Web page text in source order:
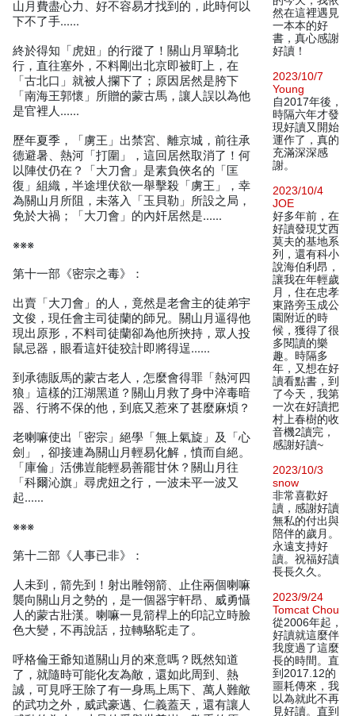
山月費盡心力、好不容易才找到的，此時何以
下不了手……
終於得知「虎妞」的行蹤了！關山月單騎北
行，直往塞外，不料剛出北京即被盯上，在
「古北口」就被人攔下了；原因居然是胯下
「南海王郭懷」所贈的蒙古馬，讓人誤以為他
是官裡人……
歷年夏季，「虜王」出禁宮、離京城，前往承
德避暑、熱河「打圍」，這回居然取消了！何
以陣仗仍在？「大刀會」是素負俠名的「匡
復」組織，半途埋伏欲一舉擊殺「虜王」，幸
為關山月所阻，未落入「玉貝勒」所設之局，
免於大禍；「大刀會」的內奸居然是……
※※※
第十一部《密宗之毒》：
出賣「大刀會」的人，竟然是老會主的徒弟宇
文俊，現任會主司徒蘭的師兄。關山月逼得他
現出原形，不料司徒蘭卻為他所挾持，眾人投
鼠忌器，眼看這奸徒狡計即將得逞……
到承德販馬的蒙古老人，怎麼會得罪「熱河四
狼」這樣的江湖黑道？關山月救了身中淬毒暗
器、行將不保的他，到底又惹來了甚麼麻煩？
老喇嘛使出「密宗」絕學「無上氣旋」及「心
劍」，卻接連為關山月輕易化解，憤而自絕。
「庫倫」活佛豈能輕易善罷甘休？關山月往
「科爾沁旗」尋虎妞之行，一波未平一波又
起……
※※※
第十二部《人事已非》：
人未到，箭先到！射出雕翎箭、止住兩個喇嘛
襲向關山月之勢的，是一個器宇軒昂、威勇懾
人的蒙古壯漢。喇嘛一見箭桿上的印記立時臉
色大變，不再說話，拉轉駱駝走了。
呼格倫王爺知道關山月的來意嗎？既然知道
了，就隨時可能化友為敵，還如此周到、熱
誠，可見呼王除了有一身馬上馬下、萬人難敵
的武功之外，威武豪邁、仁義蓋天，還有讓人
然在這裡遇見
一本本的好
書，真心感謝
好讀！
2023/10/7
Young
自2017年後，
時隔六年才發
現好讀又開始
運作了，真的
充滿深深感
謝。
2023/10/4
JOE
好多年前，在
好讀發現艾西
莫夫的基地系
列，還有科小
說海伯利昂，
讓我在年輕歲
月，住在忠孝
東路旁玉成公
園附近的時
候，獲得了很
多閱讀的樂
趣。時隔多
年，又想在好
讀看點書，到
了今天，我第
一次在好讀把
村上春樹的收
音機2讀完，
感謝好讀~
2023/10/3
snow
非常喜歡好
讀，感謝好讀
無私的付出與
陪伴的歲月。
永遠支持好
讀。祝福好讀
長長久久。
2023/9/24
Tomcat Chou
從2006年起，
好讀就這麼伴
我度過了這麼
長的時間。直
到2017.12的
噩耗傳來，我
以為就此不再
見好讀。直到